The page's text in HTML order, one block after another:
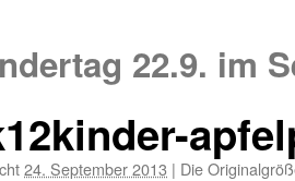
22.9. im
24. September 2013 | Die